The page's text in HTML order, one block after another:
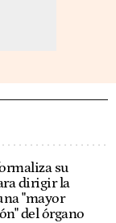
su
dirigir la
"mayor
del órgano